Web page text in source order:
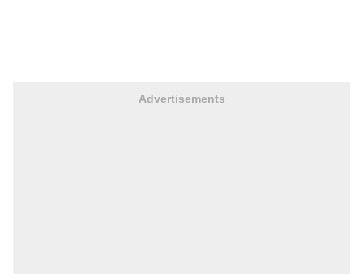
Advertisements